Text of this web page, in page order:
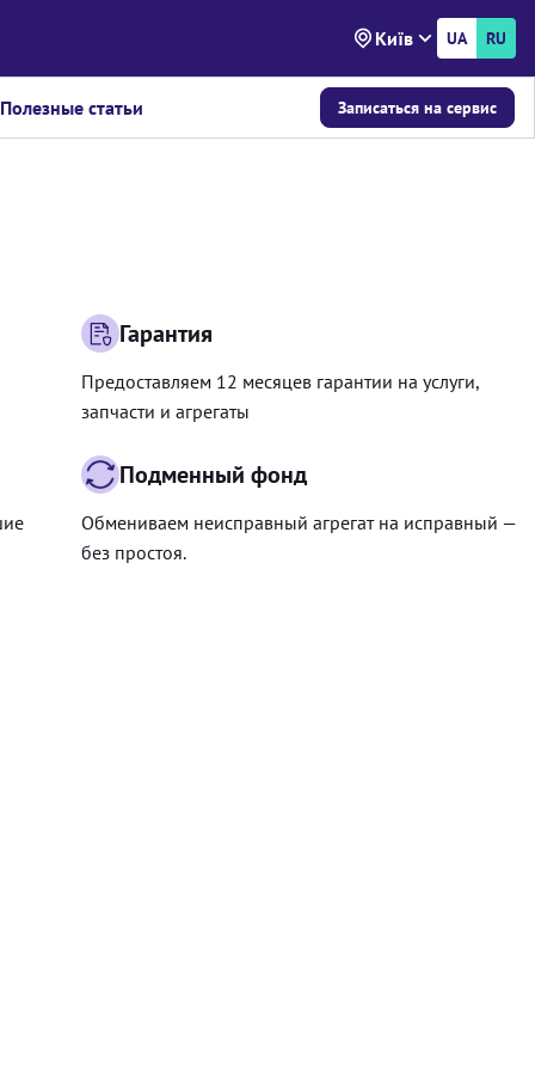
Київ UA RU
Полезные статьи Записаться на сервис
Гарантия
Предоставляем 12 месяцев гарантии на услуги,
запчасти и агрегаты
Подменный фонд
Обмениваем неисправный агрегат на исправный —
без простоя.